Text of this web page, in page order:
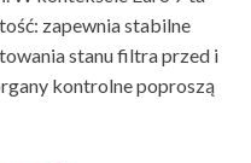
zapewnia stabilne
stanu filtra przed i
kontrolne poproszą